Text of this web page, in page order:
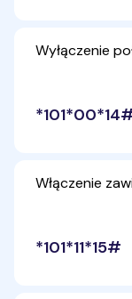
Wyłączenie
Włączenie
*101*11*15#